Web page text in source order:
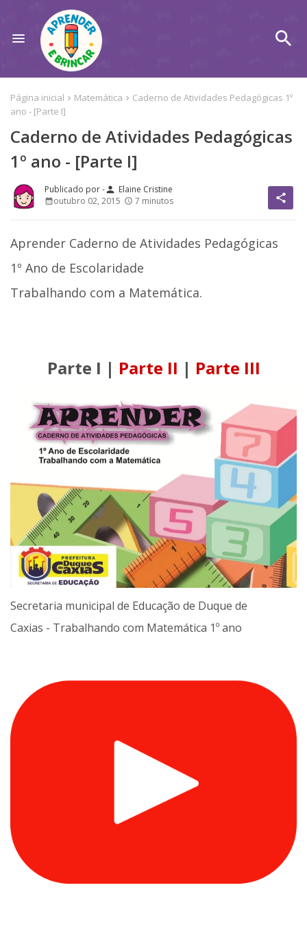
Página inicial Matemática
Caderno de Atividades Pedagógicas 1º
ano - [Parte I]
Caderno de Atividades Pedagógicas
1º ano - [Parte I]
person Elaine Cristine
outubro 02, 2015
7 minutos share
Aprender Caderno de Atividades Pedagógicas
1º Ano de Escolaridade
Trabalhando com a Matemática.
Parte I | Parte II | Parte III
Secretaria municipal de Educação de Duque de
Caxias - Trabalhando com Matemática 1º ano